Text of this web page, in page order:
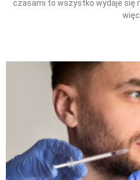
czasami to wszystko wydaje się
więc